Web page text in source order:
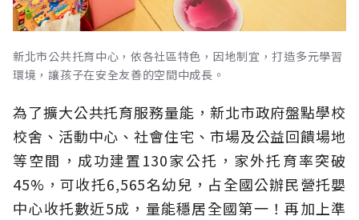
新北市公共托育中心，依各社區特色，因地制宜，打造多元學習
環境，讓孩子在安全友善的空間中成長。
為了擴大公共托育服務量能，新北市政府盤點學校
校舍、活動中心、社會住宅、市場及公益回饋場地
等空間，成功建置130家公托，家外托育率突破
45%，可收托6,565名幼兒，占全國公辦民營托嬰
中心收托數近5成，量能穩居全國第一！再加上準